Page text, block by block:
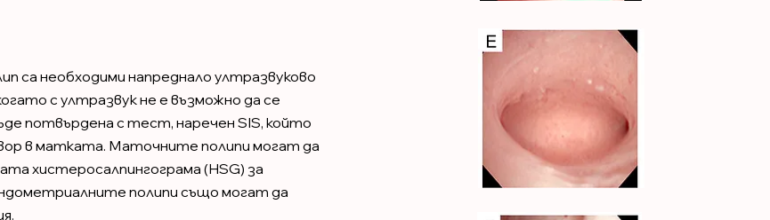
са необходими напреднало ултразвуково
с ултразвук не е възможно да се
потвърдена с тест, наречен SIS, който
в матката. Маточните полипи могат да
хистеросалпингограма (HSG) за
полипи също могат да